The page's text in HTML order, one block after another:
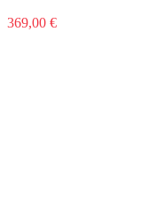
369,00 €